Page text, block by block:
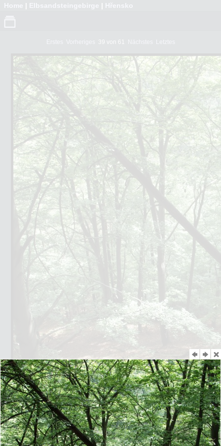
Home Elbsandsteingebirge Hřensko
Erstes Vorheriges 39 von 61 Nächstes Letztes